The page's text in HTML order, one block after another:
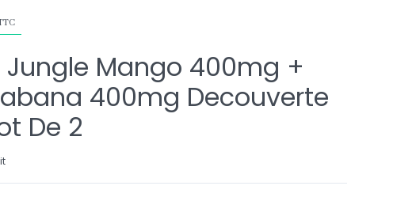
Jungle Mango 400mg +
400mg Decouverte
De 2